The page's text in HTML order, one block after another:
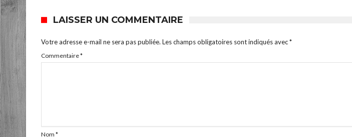
LAISSER UN COMMENTAIRE
Votre adresse e-mail ne sera pas publiée. Les champs obligatoires sont indiqués avec*
Commentaire*
Nom *